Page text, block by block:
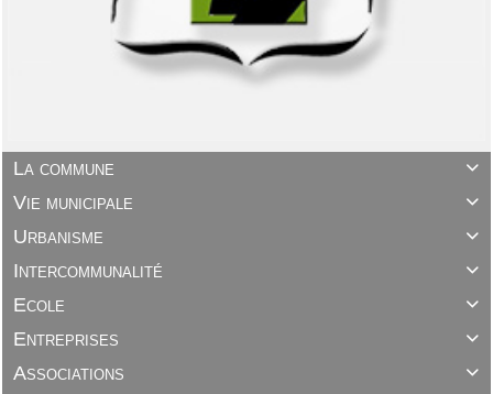

La commune

Vie municipale

Urbanisme

Intercommunalité

Ecole

Entreprises

Associations